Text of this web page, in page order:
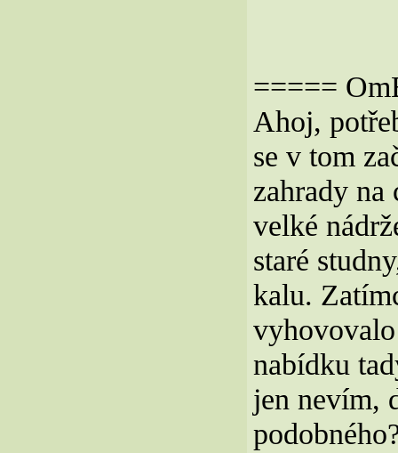
=====
Ahoj,
se v tom
zahrady na
velké
staré
kalu.
nabídku
jen nevím,